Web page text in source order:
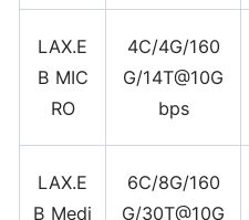
LAX.E
B MIC
RO
4C/4G/160
G/14T@10G
bps
LAX.E
B Medi
6C/8G/160
G/30T@10G